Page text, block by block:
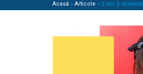
Acasă » Articole » 2 din 5